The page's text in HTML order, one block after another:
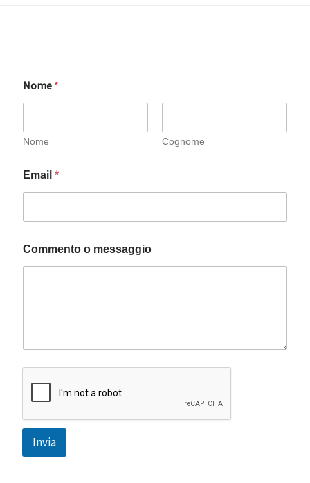
o
m
n
m
e
s
g
Nome *
Nome Cognome
Email *
Commento o messaggio
Invia